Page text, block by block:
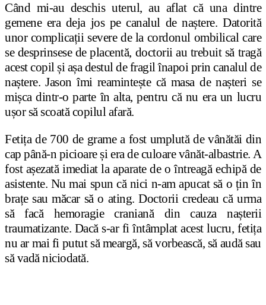
Când mi-au deschis uterul, au aflat că una dintre
gemene era deja jos pe canalul de naștere. Datorită
unor complicații severe de la cordonul ombilical care
se desprinsese de placentă, doctorii au trebuit să tragă
acest copil și așa destul de fragil înapoi prin canalul de
naștere. Jason îmi reamintește că masa de nașteri se
mișca dintr-o parte în alta, pentru că nu era un lucru
ușor să scoată copilul afară.
Fetița de 700 de grame a fost umplută de vânătăi din
cap până-n picioare și era de culoare vânăt-albastrie. A
fost așezată imediat la aparate de o întreagă echipă de
asistente. Nu mai spun că nici n-am apucat să o țin în
brațe sau măcar să o ating. Doctorii credeau că urma
să facă hemoragie craniană din cauza nașterii
traumatizante. Dacă s-ar fi întâmplat acest lucru, fetița
nu ar mai fi putut să meargă, să vorbească, să audă sau
să vadă niciodată.